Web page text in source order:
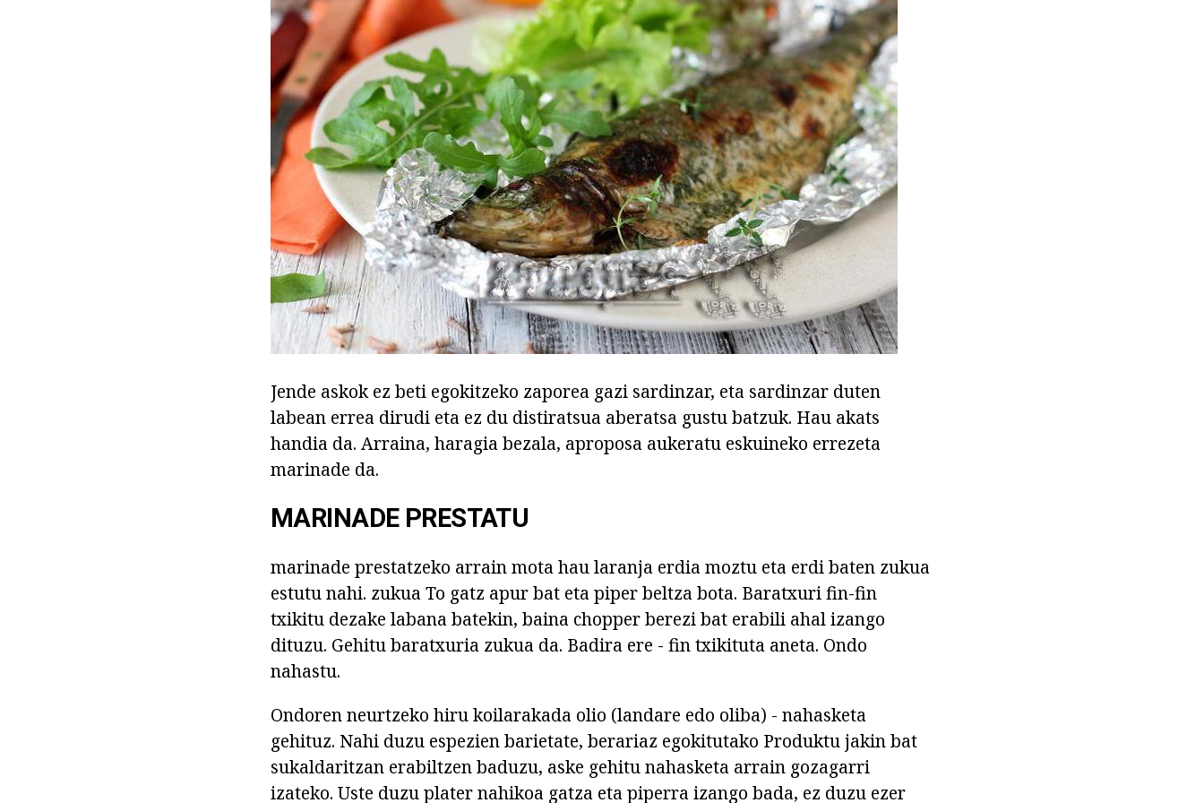
Jende askok ez beti egokitzeko zaporea gazi sardinzar, eta sardinzar duten
labean errea dirudi eta ez du distiratsua aberatsa gustu batzuk. Hau akats
handia da. Arraina, haragia bezala, aproposa aukeratu eskuineko errezeta
marinade da.
MARINADE PRESTATU
marinade prestatzeko arrain mota hau laranja erdia moztu eta erdi baten zukua
estutu nahi. zukua To gatz apur bat eta piper beltza bota. Baratxuri fin-fin
txikitu dezake labana batekin, baina chopper berezi bat erabili ahal izango
dituzu. Gehitu baratxuria zukua da. Badira ere - fin txikituta aneta. Ondo
nahastu.
Ondoren neurtzeko hiru koilarakada olio (landare edo oliba) - nahasketa
gehituz. Nahi duzu espezien barietate, berariaz egokitutako Produktu jakin bat
sukaldaritzan erabiltzen baduzu, aske gehitu nahasketa arrain gozagarri
izateko. Uste duzu plater nahikoa gatza eta piperra izango bada, ez duzu ezer